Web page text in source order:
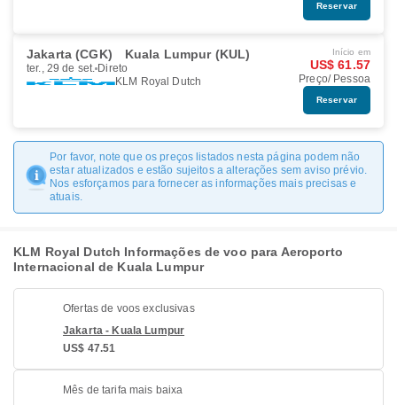
Reservar
Jakarta (CGK) Kuala Lumpur (KUL)
ter., 29 de set. Direto
KLM Royal Dutch
Início em
US$ 61.57
Preço/ Pessoa
Reservar
Por favor, note que os preços listados nesta página podem não
estar atualizados e estão sujeitos a alterações sem aviso prévio.
Nos esforçamos para fornecer as informações mais precisas e
atuais.
KLM Royal Dutch Informações de voo para Aeroporto
Internacional de Kuala Lumpur
Ofertas de voos exclusivas
Jakarta - Kuala Lumpur
US$ 47.51
Mês de tarifa mais baixa